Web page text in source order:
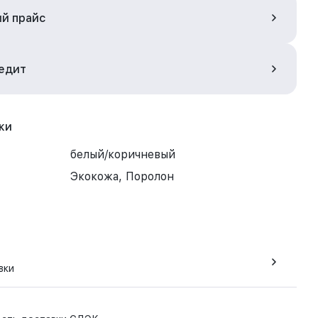
прайс
белый/коричневый
Экокожа, Поролон